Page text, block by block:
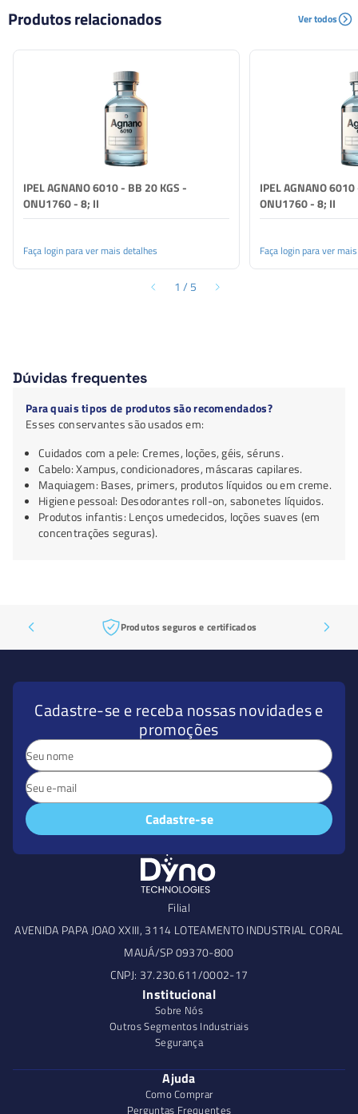
O IPEL® AgNano 6010 da LANXESS é um microbicida de
amplo espectro baseado em isotiazolinonas, derivados
halogenados e nano-prata. Ele é desenvolvido para a
proteção de filme seco contra deterioração causada por
fungos e leveduras. O aditivo de baixo odor oferece fácil
manuseio e excelente estabilidade. O ativo inorgânico é
baseado em um composto de nano-prata que assegura
proteção contra bactérias.
Produtos relacionados Ver todos
IPEL AGNANO 6010 - BB 20 KGS -
ONU1760 - 8; II
Faça login para ver mais detalhes
IPEL AGNANO
ONU1760 - 8; II
Faça login para ver
1 /5
Dúvidas frequentes
Para quais tipos de produtos são recomendados?
Esses conservantes são usados em:
Cuidados com a pele: Cremes, loções, géis, séruns.
Cabelo: Xampus, condicionadores, máscaras capilares.
Maquiagem: Bases, primers, produtos líquidos ou em creme.
Higiene pessoal: Desodorantes roll-on, sabonetes líquidos.
Produtos infantis: Lenços umedecidos, loções suaves (em
concentrações seguras).
Produtos seguros e certificados
Cadastre-se e receba nossas novidades e
promoções
Cadastre-se
Filial
AVENIDA PAPA JOAO XXIII, 3114 LOTEAMENTO INDUSTRIAL CORAL
MAUÁ/SP 09370-800
CNPJ: 37.230.611/0002-17
Institucional
Sobre Nós
Outros Segmentos Industriais
Segurança
Ajuda
Como Comprar
Perguntas Frequentes